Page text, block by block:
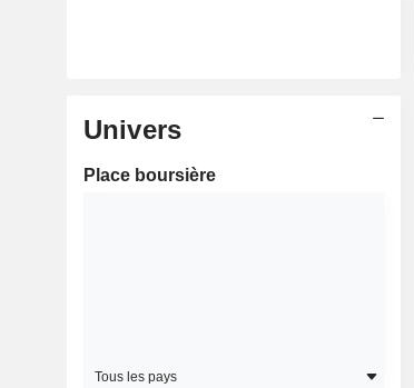
Univers
Place boursière
Tous les pays